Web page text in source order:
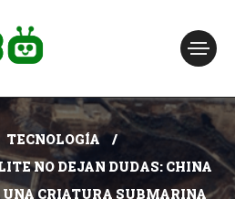
TECNOLOGÍA
NO DEJAN DUDAS: CHINA
CRIATURA SUBMARINA